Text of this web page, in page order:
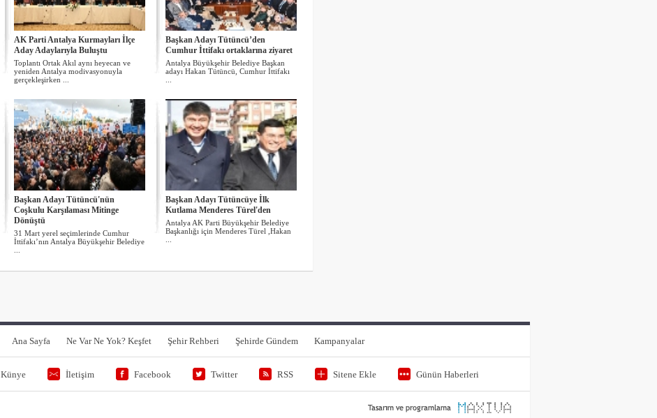
AK Parti Antalya Kurmayları İlçe
Aday Adaylarıyla Buluştu
Toplantı Ortak Akıl aynı heyecan ve
yeniden Antalya modivasyonuyla
gerçekleşirken ...
Başkan Adayı Tütüncü’den
Cumhur İttifakı ortaklarına ziyaret
Antalya Büyükşehir Belediye Başkan
adayı Hakan Tütüncü, Cumhur İttifakı
Başkan Adayı Tütüncü'nün
Coşkulu Karşılaması Mitinge
Dönüştü
31 Mart yerel seçimlerinde Cumhur
İttifakı’nın Antalya Büyükşehir Belediye
Başkan Adayı Tütüncüye İlk
Kutlama Menderes Türel'den
Antalya AK Parti Büyükşehir Belediye
Başkanlığı için Menderes Türel ,Hakan
Ana Sayfa Ne Var Ne Yok? Keşfet Şehir Rehberi Şehirde Gündem Kampanyalar
Künye İletişim Facebook Twitter RSS Sitene Ekle Günün Haberleri